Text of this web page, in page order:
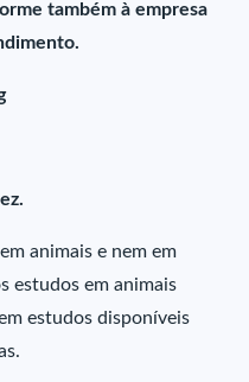
também à empresa
animais e nem em
estudos em animais
estudos disponíveis